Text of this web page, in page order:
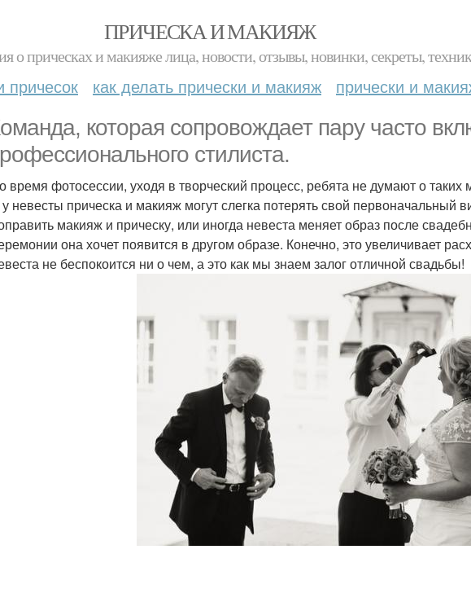
ПРИЧЕСКА И МАКИЯЖ
о прическах и макияже лица, новости, отзывы, новинки, секреты,
как делать прически и макияж прически и
которая сопровождает пару часто
стилиста.
время фотосессии, уходя в творческий процесс, ребята не думают о таких
невесты прическа и макияж могут слегка потерять свой первоначальный
макияж и прическу, или иногда невеста меняет образ после
она хочет появится в другом образе. Конечно, это увеличивает
не беспокоится ни о чем, а это как мы знаем залог отличной свадьбы!